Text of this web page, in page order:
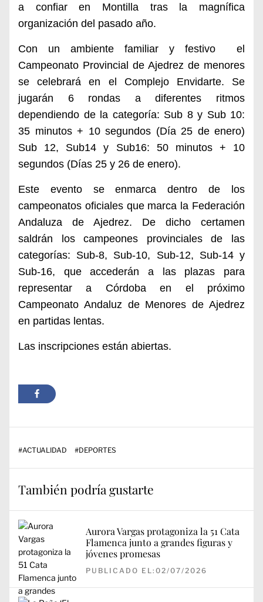
a confiar en Montilla tras la magnífica
organización del pasado año.
Con un ambiente familiar y festivo el
Campeonato Provincial de Ajedrez de menores
se celebrará en el Complejo Envidarte. Se
jugarán 6 rondas a diferentes ritmos
dependiendo de la categoría: Sub 8 y Sub 10:
35 minutos + 10 segundos (Día 25 de enero)
Sub 12, Sub14 y Sub16: 50 minutos + 10
segundos (Días 25 y 26 de enero).
Este evento se enmarca dentro de los
campeonatos oficiales que marca la Federación
Andaluza de Ajedrez. De dicho certamen
saldrán los campeones provinciales de las
categorías: Sub-8, Sub-10, Sub-12, Sub-14 y
Sub-16, que accederán a las plazas para
representar a Córdoba en el próximo
Campeonato Andaluz de Menores de Ajedrez
en partidas lentas.
Las inscripciones están abiertas.
#ACTUALIDAD #DEPORTES
También podría gustarte
Aurora Vargas protagoniza la 51 Cata
Flamenca junto a grandes figuras y
jóvenes promesas
PUBLICADO EL:02/07/2026